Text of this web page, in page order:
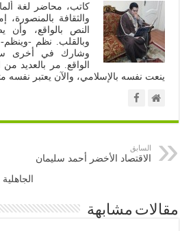
كاتب، محاضر لغة
والثقافة
النص بالواقع، وأن
وبالقلب. نظم -وينظم-
وشارك في أخرى
الواقع. مر بالعديد من
ينعت نفسه بالإسلامي، والآن يعتبر نفسه
السابق
الاقتصاد الأخضر أحمد سليمان
مقالات مشابهة